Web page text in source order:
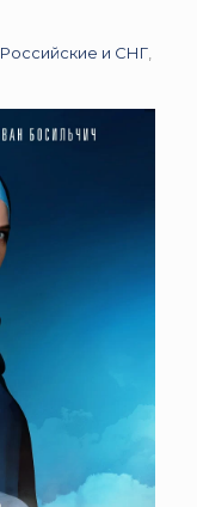
Российские и СНГ